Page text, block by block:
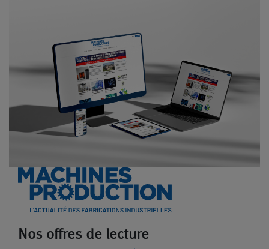
Nos offres de lecture